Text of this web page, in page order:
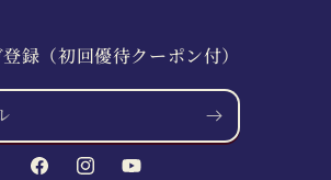
録（初回優待クーポン付）